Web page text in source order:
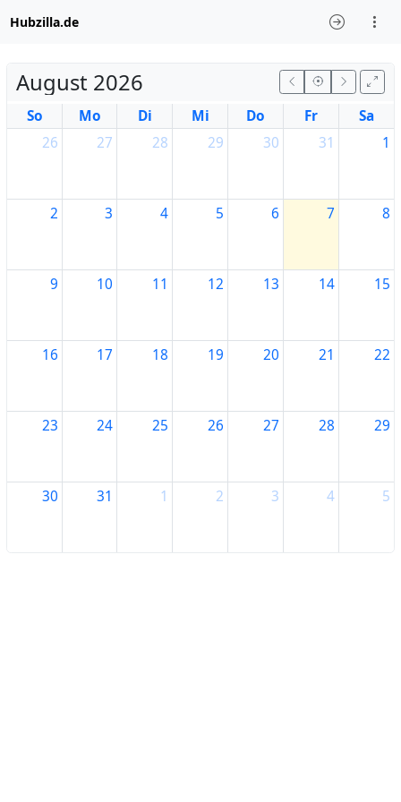
Hubzilla.de
August 2026
So Mo Di Mi Do Fr
Sa
26
27 28 29 30 31 1
2 3 4 5 6 7 8
9 10 11 12 13 14 15
16 17 18 19 20 21 22
23 24 25 26 27 28 29
30 31 1 2 3 4 5